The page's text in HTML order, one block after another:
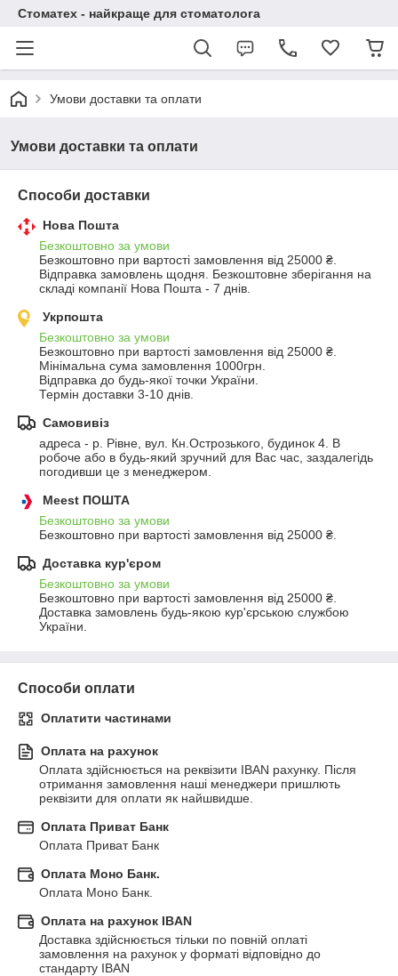
Стоматех - найкраще для стоматолога
Умови доставки та оплати
Умови доставки та оплати
Способи доставки
Нова Пошта
Безкоштовно за умови
Безкоштовно при вартості замовлення від 25000 ₴.
Відправка замовлень щодня. Безкоштовне зберігання на
складі компанії Нова Пошта - 7 днів.
Укрпошта
Безкоштовно за умови
Безкоштовно при вартості замовлення від 25000 ₴.
Мінімальна сума замовлення 1000грн.
Відправка до будь-якої точки України.
Термін доставки 3-10 днів.
Самовивіз
адреса - р. Рівне, вул. Кн.Острозького, будинок 4. В
робоче або в будь-який зручний для Вас час, заздалегідь
погодивши це з менеджером.
Meest ПОШТА
Безкоштовно за умови
Безкоштовно при вартості замовлення від 25000 ₴.
Доставка кур'єром
Безкоштовно за умови
Безкоштовно при вартості замовлення від 25000 ₴.
Доставка замовлень будь-якою кур'єрською службою
України.
Способи оплати
Оплатити частинами
Оплата на рахунок
Оплата здійснюється на реквізити IBAN рахунку. Після
отримання замовлення наші менеджери пришлють
реквізити для оплати як найшвидше.
Оплата Приват Банк
Оплата Приват Банк
Оплата Моно Банк.
Оплата Моно Банк.
Оплата на рахунок IBAN
Доставка здійснюється тільки по повній оплаті
замовлення на рахунок у форматі відповідно до
стандарту IBAN